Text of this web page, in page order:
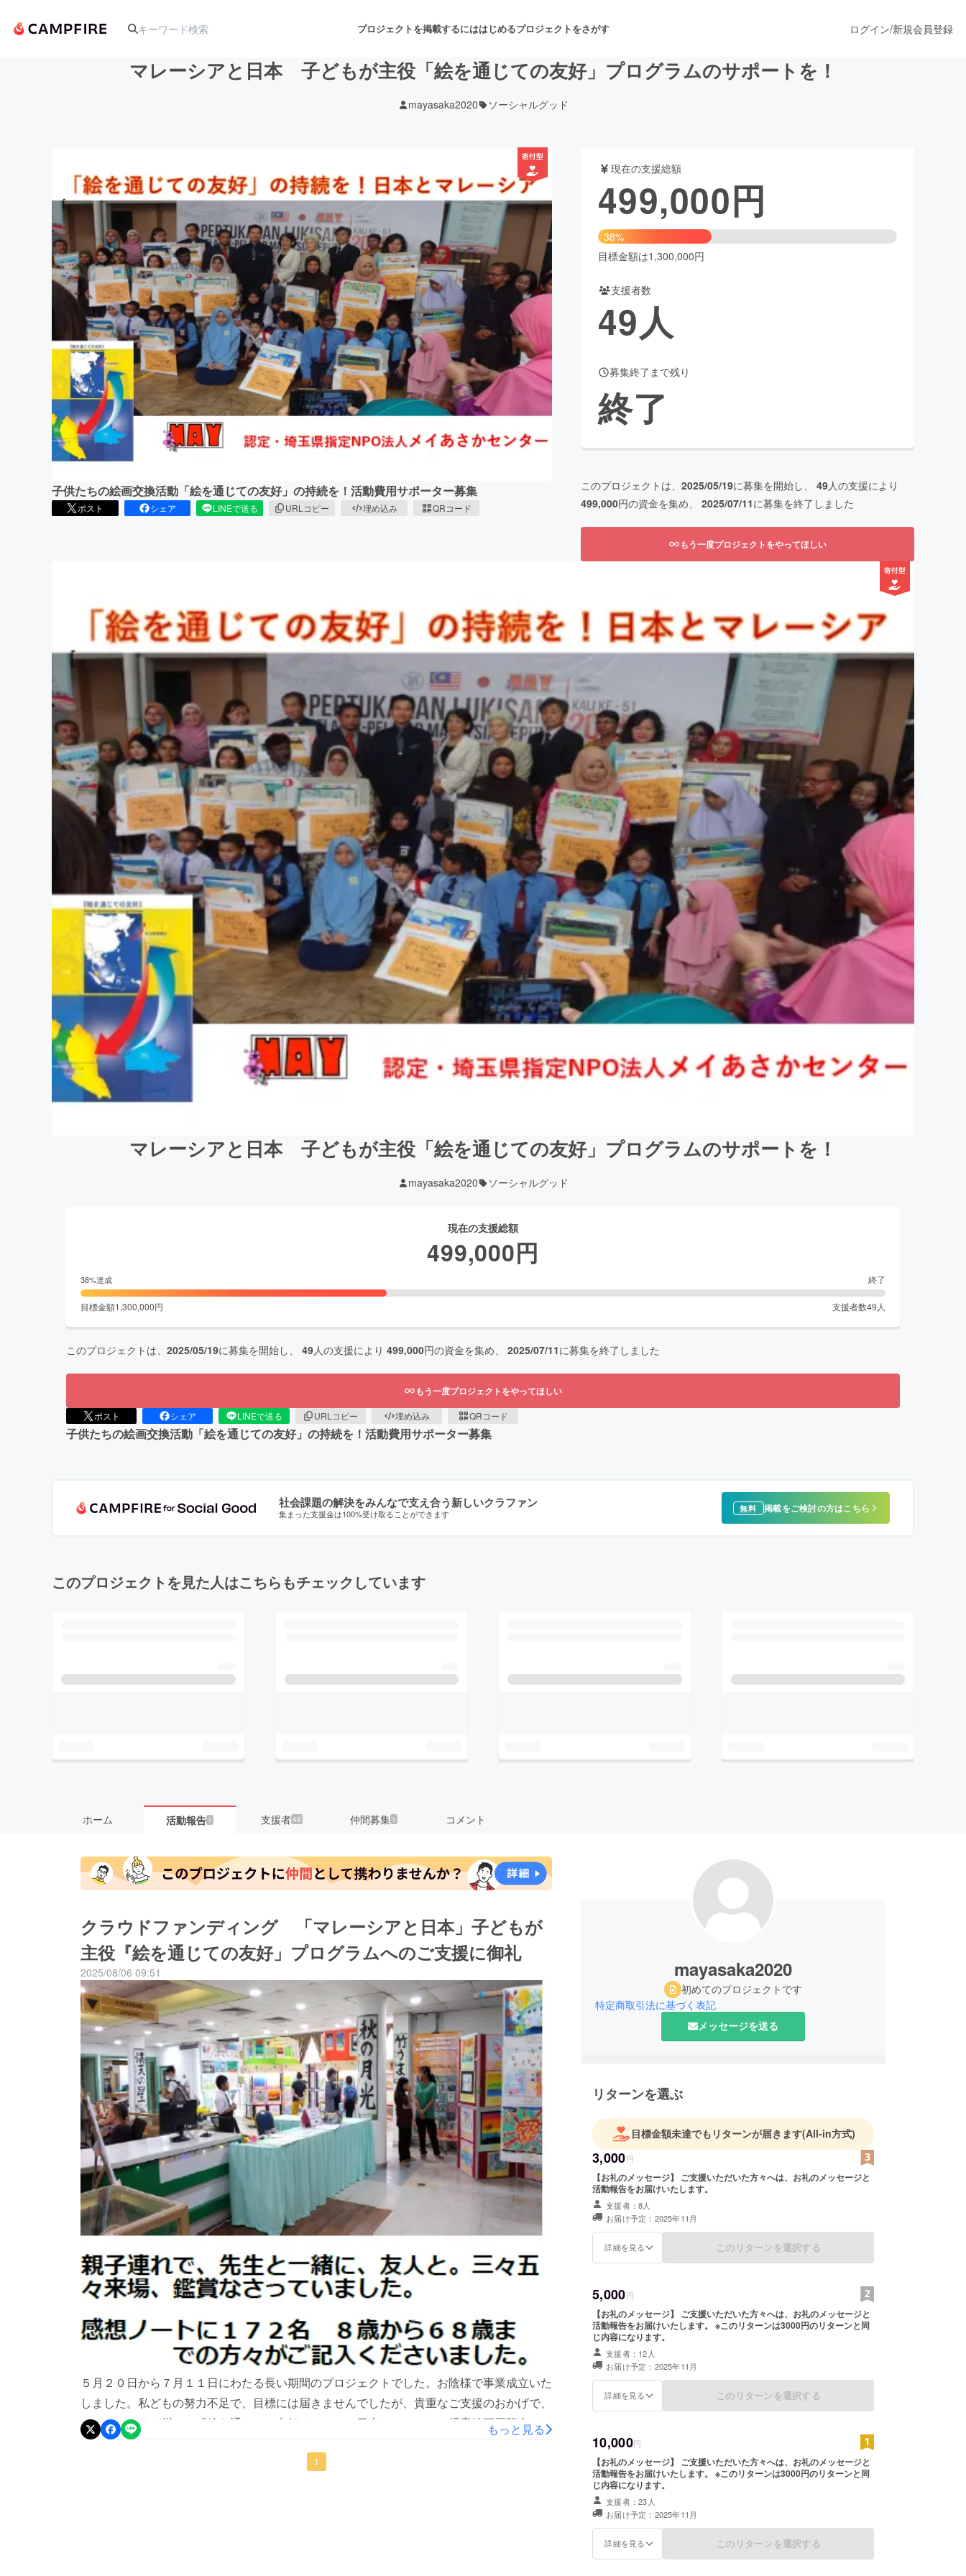
プロジェクトを掲載するにははじめるプロジェクトをさがす
アート・写真 音楽 舞台・パフォーマンス
テクノロジー・ガジェット ゲーム・サービス開発 フード・飲食店 ファッション
映像・映画 書籍・雑誌出版 アニメ・漫画
ビジネス・起業 チャレンジ ビューティー・ヘルスケア
まちづくり・地域活性化
CAMPFIRE for Social GoodCAMPFIRE Creation
CAMPFIREふるさと納税 machi-ya コミュニティ
ログイン/新規会員登録
マレーシアと日本 子どもが主役「絵を通じての友好」プログラムのサポートを！
mayasaka2020 ソーシャルグッド
子供たちの絵画交換活動「絵を通じての友好」の持続を！活動費用サポーター募集
ポスト シェア LINEで送る URLコピー 埋め込み QRコード
現在の支援総額
499,000円
38%
目標金額は1,300,000円
支援者数
49人
募集終了まで残り
終了
このプロジェクトは、 2025/05/19に募集を開始し、 49人の支援により
499,000円の資金を集め、 2025/07/11に募集を終了しました
もう一度プロジェクトをやってほしい
マレーシアと日本 子どもが主役「絵を通じての友好」プログラムのサポートを！
mayasaka2020 ソーシャルグッド
現在の支援総額
499,000円
38%達成 終了
目標金額1,300,000円 支援者数49 人
このプロジェクトは、 2025/05/19に募集を開始し、 49人の支援により 499,000円の資金を集め、 2025/07/11に募集を終了しました
もう一度プロジェクトをやってほしい
ポスト シェア LINEで送る URLコピー 埋め込み QRコード
子供たちの絵画交換活動「絵を通じての友好」の持続を！活動費用サポーター募集
社会課題の解決をみんなで支え合う新しいクラファン
集まった支援金は100%受け取ることができます 無料 掲載をご検討の方はこちら
このプロジェクトを見た人はこちらもチェックしています
ホーム 活動報告 1 支援者49 仲間募集 1 コメント
クラウドファンディング 「マレーシアと日本」子どもが
主役『絵を通じての友好」プログラムへのご支援に御礼
2025/08/06 09:51
５月２０日から７月１１日にわたる長い期間のプロジェクトでした。お陰様で事業成立いた
しました。私どもの努力不足で、目標には届きませんでしたが、貴重なご支援のおかげで、
マレーシアサバ州にて『絵を通じての友好２０２５ 日本とマレーシア児童絵画展覧会』を
実施して参りました。代表理事は６年振りのマレーシア渡航、他の理事夫妻は２０２３年に
引き続き渡航でした。州都コタキナバルと隣接の、プナンパン市にての開催となり、サバ州
もっと見る
1
mayasaka2020
初めてのプロジェクトです
特定商取引法に基づく表記
メッセージを送る
リターンを選ぶ
目標金額未達でもリターンが届きます(All-in方式)
3,000円
【お礼のメッセージ】 ご支援いただいた方々へは、お礼のメッセージと
活動報告をお届けいたします。
支援者：8人
お届け予定：2025年11月
詳細を見る このリターンを選択する
5,000円
【お礼のメッセージ】 ご支援いただいた方々へは、お礼のメッセージと
活動報告をお届けいたします。 ※このリターンは3000円のリターンと同
じ内容になります。
支援者：12人
お届け予定：2025年11月
詳細を見る このリターンを選択する
10,000円
【お礼のメッセージ】 ご支援いただいた方々へは、お礼のメッセージと
活動報告をお届けいたします。 ※このリターンは3000円のリターンと同
じ内容になります。
支援者：23人
お届け予定：2025年11月
詳細を見る このリターンを選択する